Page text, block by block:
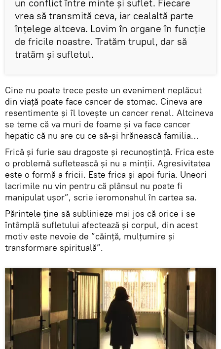
un conflict între minte și suflet. Fiecare
vrea să transmită ceva, iar cealaltă parte
înțelege altceva. Lovim în organe în funcție
de fricile noastre. Tratăm trupul, dar să
tratăm și sufletul.
Cine nu poate trece peste un eveniment neplăcut
din viață poate face cancer de stomac. Cineva are
resentimente și îl lovește un cancer renal. Altcineva
se teme că va muri de foame și va face cancer
hepatic că nu are cu ce să-și hrănească familia…
Frică și furie sau dragoste și recunoștință. Frica este
o problemă sufletească și nu a minții. Agresivitatea
este o formă a fricii. Este frica și apoi furia. Uneori
lacrimile nu vin pentru că plânsul nu poate fi
manipulat ușor”, scrie ieromonahul în cartea sa.
Părintele ține să sublinieze mai jos că orice i se
întâmplă sufletului afectează și corpul, din acest
motiv este nevoie de ”căință, mulțumire și
transformare spirituală”.